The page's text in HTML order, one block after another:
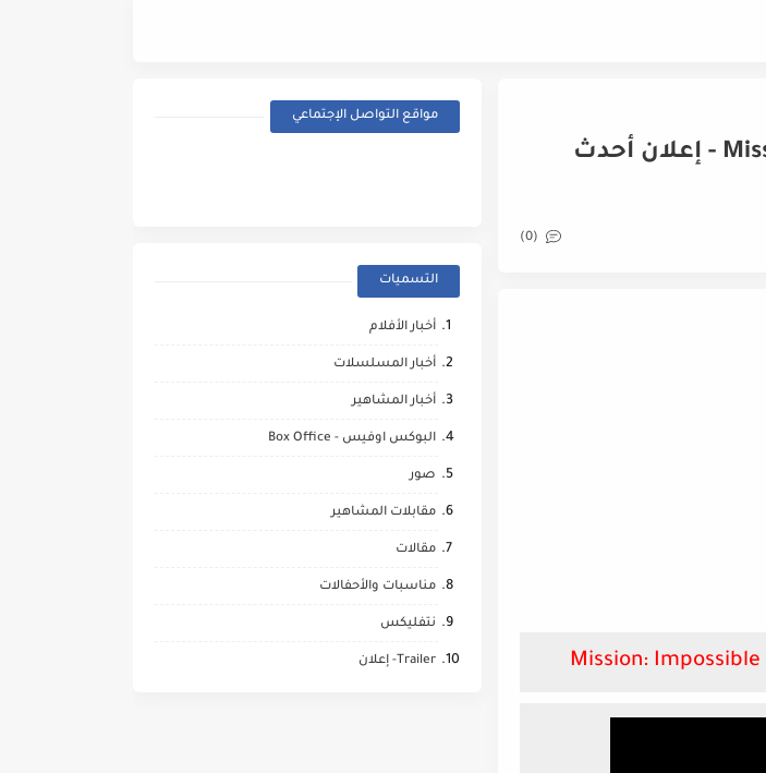
Mission: Impossible - Fallout (2018) - Official Trailer - إعلان أحدث
(0)
مواقع التواصل الإجتماعي
التسميات
أخبار الأفلام
أخبار المسلسلات
أخبار المشاهير
البوكس اوفيس - Box Office
صور
مقابلات المشاهير
مقالات
مناسبات والأحفالات
نتفليكس
Trailer- إعلان